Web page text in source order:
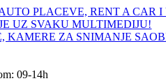
PLACEVE, RENT A CAR
UZ SVAKU MULTIMEDIJU!
ZA SNIMANJE
09-14h